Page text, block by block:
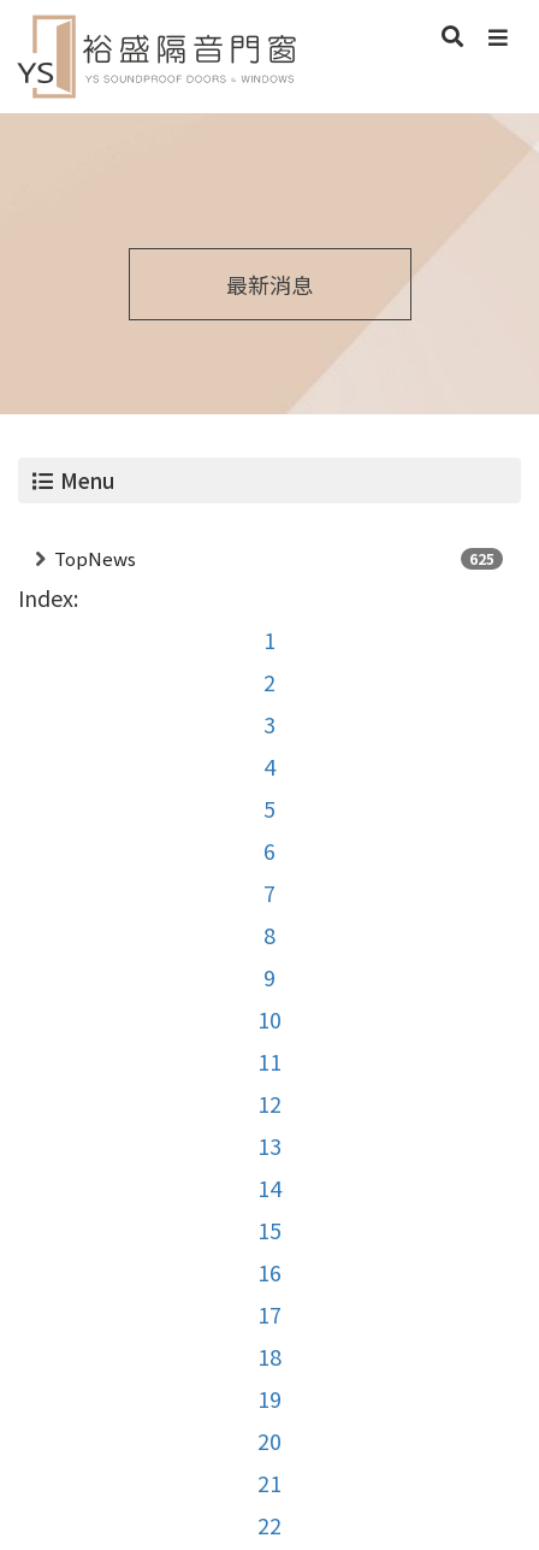
最新消息
Menu
TopNews 625
Index:
1
2
3
4
5
6
7
8
9
10
11
12
13
14
15
16
17
18
19
20
21
22